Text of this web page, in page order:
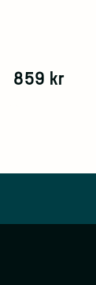
859 kr